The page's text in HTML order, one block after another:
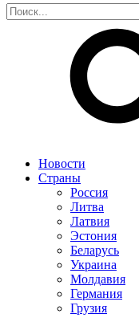
Новости
Страны
Россия
Литва
Латвия
Эстония
Беларусь
Украина
Молдавия
Германия
Грузия